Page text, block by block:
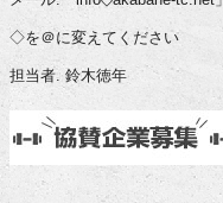
◇を＠に変えてください
担当者. 鈴木徳年